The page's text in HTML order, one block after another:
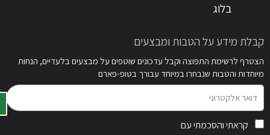
בלוג
קבלת מידע על הטבות ומבצעים
הצטרף לרשימת התפוצה וקבל עדכונים שוטפים על מבצעים בלעדיים, הנחות
מיוחדות והטבות שנבחרו במיוחד עבורך בטופ-פארם
אלקטרוני
קראתי והסכמתי עם